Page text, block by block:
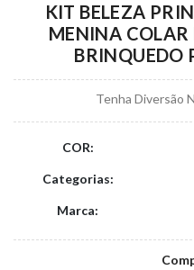
KIT BELEZA
MENINA COLAR
BRINQUEDO
Tenha Diversão
COR:
Categorias:
Marca: